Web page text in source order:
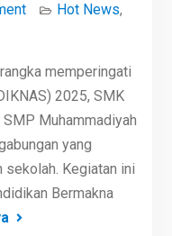
Hot News,
memperingati
2025, SMK
SMP Muhammadiyah
yang
sekolah. Kegiatan ini
Bermakna